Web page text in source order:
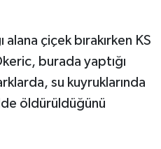
alana çiçek bırakırken KS
burada yaptığı
su kuyruklarında
öldürüldüğünü